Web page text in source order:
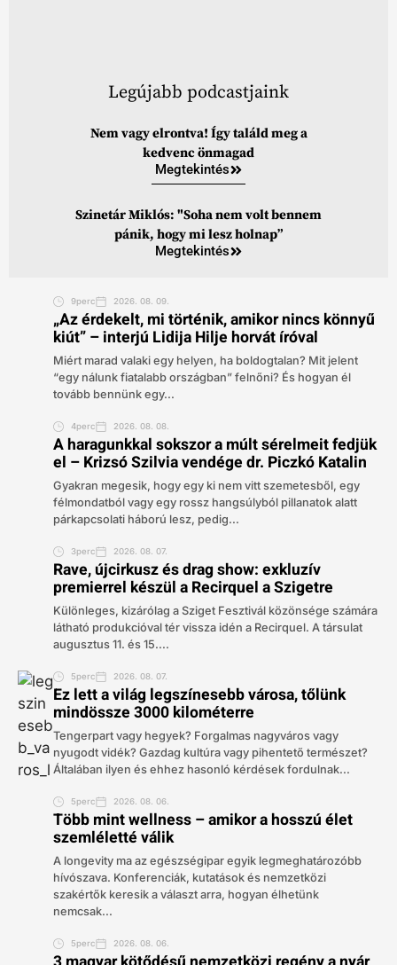
Legújabb podcastjaink
Nem vagy elrontva! Így találd meg a
kedvenc önmagad
Megtekintés
Szinetár Miklós: "Soha nem volt bennem
pánik, hogy mi lesz holnap”
Megtekintés
9perc 2026. 08. 09.
„Az érdekelt, mi történik, amikor nincs könnyű
kiút” – interjú Lidija Hilje horvát íróval
Miért marad valaki egy helyen, ha boldogtalan? Mit jelent
“egy nálunk fiatalabb országban” felnőni? És hogyan él
tovább bennünk egy...
4perc 2026. 08. 08.
A haragunkkal sokszor a múlt sérelmeit fedjük
el – Krizsó Szilvia vendége dr. Piczkó Katalin
Gyakran megesik, hogy egy ki nem vitt szemetesből, egy
félmondatból vagy egy rossz hangsúlyból pillanatok alatt
párkapcsolati háború lesz, pedig...
3perc 2026. 08. 07.
Rave, újcirkusz és drag show: exkluzív
premierrel készül a Recirquel a Szigetre
Különleges, kizárólag a Sziget Fesztivál közönsége számára
látható produkcióval tér vissza idén a Recirquel. A társulat
augusztus 11. és 15....
5perc 2026. 08. 07.
Ez lett a világ legszínesebb városa, tőlünk
mindössze 3000 kilométerre
Tengerpart vagy hegyek? Forgalmas nagyváros vagy
nyugodt vidék? Gazdag kultúra vagy pihentető természet?
Általában ilyen és ehhez hasonló kérdések fordulnak...
5perc 2026. 08. 06.
Több mint wellness – amikor a hosszú élet
szemléletté válik
A longevity ma az egészségipar egyik legmeghatározóbb
hívószava. Konferenciák, kutatások és nemzetközi
szakértők keresik a választ arra, hogyan élhetünk
nemcsak...
5perc 2026. 08. 06.